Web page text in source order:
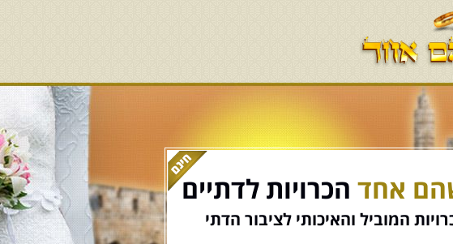
אחד הכרויות לדתיים
המוביל והאיכותי לציבור הדתי